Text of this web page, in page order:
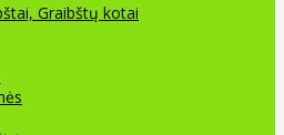
Graibštų kotai